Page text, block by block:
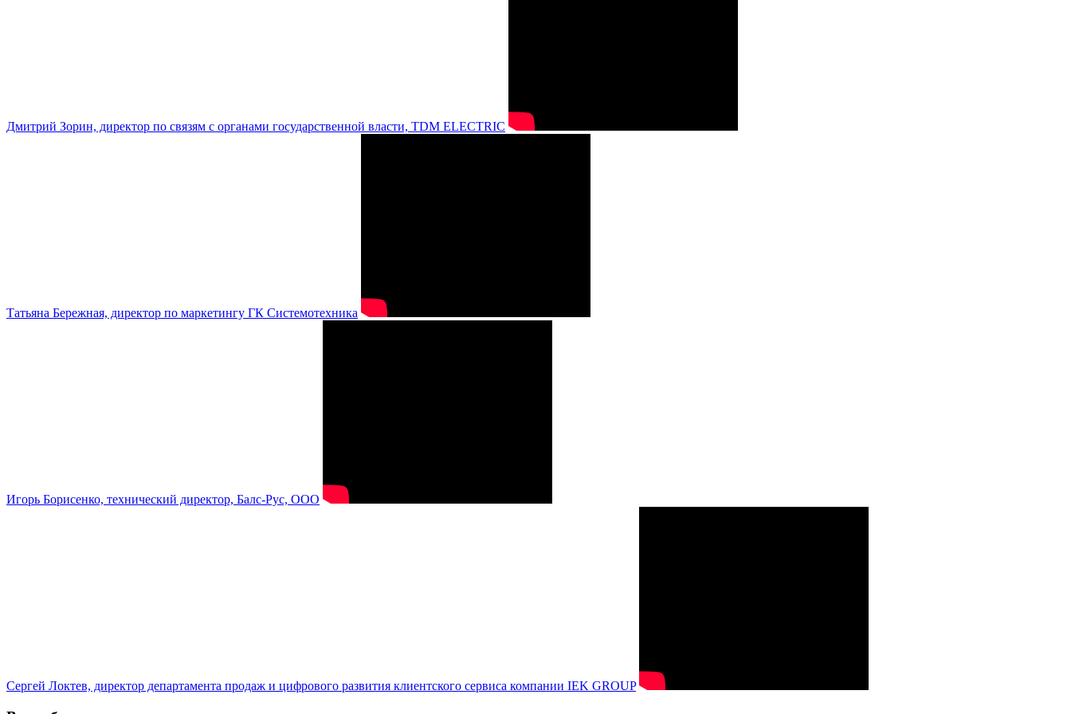
Дмитрий Зорин, директор по связям с органами государственной власти, TDM ELECTRIC
Татьяна Бережная, директор по маркетингу ГК Системотехника
Игорь Борисенко, технический директор, Балс-Рус, ООО
Сергей Локтев, директор департамента продаж и цифрового развития клиентского сервиса компании IEK GROUP